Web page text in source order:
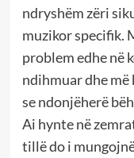
ndryshëm zëri
muzikor specifik.
problem edhe në
ndihmuar dhe
se ndonjëherë
Ai hynte në
tillë do i